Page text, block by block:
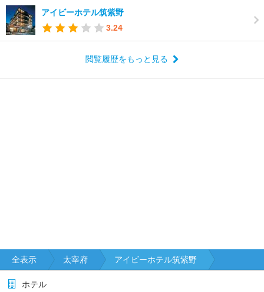
アイビーホテル筑紫野
3.24
閲覧履歴をもっと見る
全表示 太宰府 アイビーホテル筑紫野
ホテル